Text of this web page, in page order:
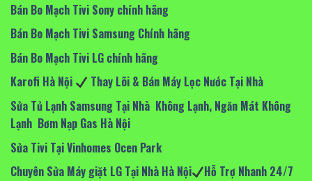
Bán Bo Mạch Tivi Sony chính hãng
Bán Bo Mạch Tivi Samsung Chính hãng
Bán Bo Mạch Tivi LG chính hãng
Karofi Hà Nội
Thay Lõi & Bán Máy Lọc Nước Tại Nhà
Sửa Tủ Lạnh Samsung Tại Nhà Không Lạnh, Ngăn Mát Không
Lạnh Bơm Nạp Gas Hà Nội
Sửa Tivi Tại Vinhomes Ocen Park
Chuyên Sửa Máy giặt LG Tại Nhà Hà Nội
Hỗ Trợ Nhanh 24/7